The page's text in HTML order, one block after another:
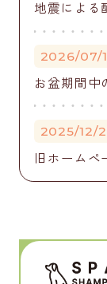
地震による
2026/07/
お盆期間中
2025/12/
旧ホームペ